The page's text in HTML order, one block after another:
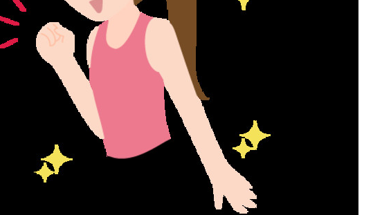
資料請求・お問い合わせ